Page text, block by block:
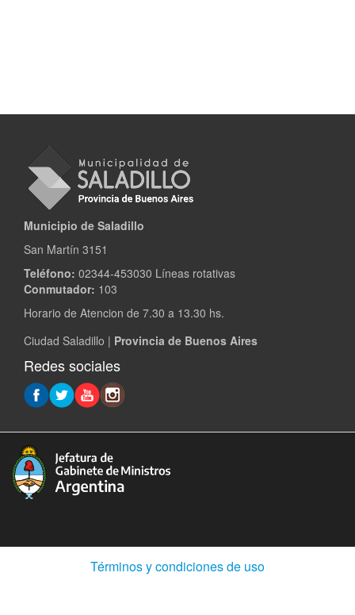
Municipio de Saladillo
San Martín 3151
Teléfono: 02344-453030 Líneas rotativas
Conmutador: 103
Horario de Atencion de 7.30 a 13.30 hs.
Ciudad Saladillo | Provincia de Buenos Aires
Redes sociales
Términos y condiciones de uso(Abre